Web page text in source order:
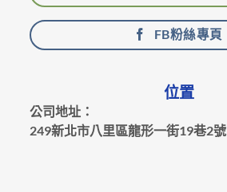
FB粉絲專頁
位置
公司地址：
249新北市八里區龍形一街19巷2號